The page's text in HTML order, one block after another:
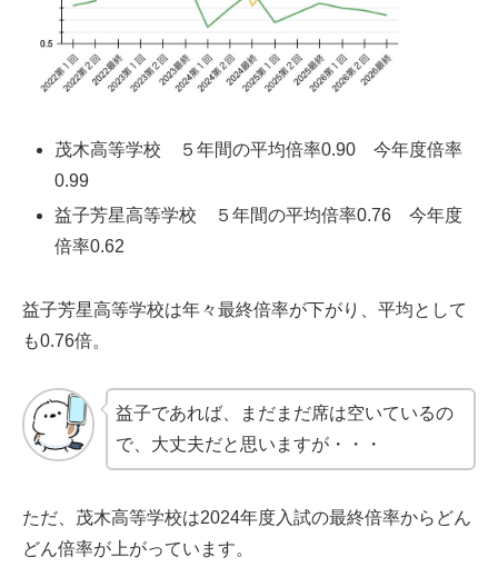
茂木高等学校 ５年間の平均倍率0.90 今年度倍率
0.99
益子芳星高等学校 ５年間の平均倍率0.76 今年度
倍率0.62
益子芳星高等学校は年々最終倍率が下がり、平均として
も0.76倍。
益子であれば、まだまだ席は空いているの
で、大丈夫だと思いますが・・・
ただ、茂木高等学校は2024年度入試の最終倍率からどん
どん倍率が上がっています。